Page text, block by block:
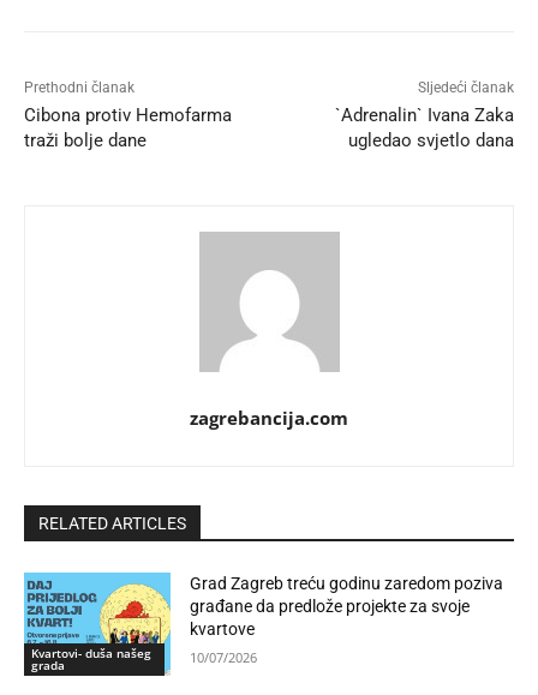
Prethodni članak
Cibona protiv Hemofarma
traži bolje dane
Sljedeći članak
`Adrenalin` Ivana Zaka
ugledao svjetlo dana
zagrebancija.com
RELATED ARTICLES
Kvartovi- duša našeg
grada
Grad Zagreb treću godinu zaredom poziva
građane da predlože projekte za svoje
kvartove
10/07/2026